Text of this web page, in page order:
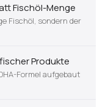
Fischöl-Menge
Fischöl, sondern der
Produkte
Formel aufgebaut